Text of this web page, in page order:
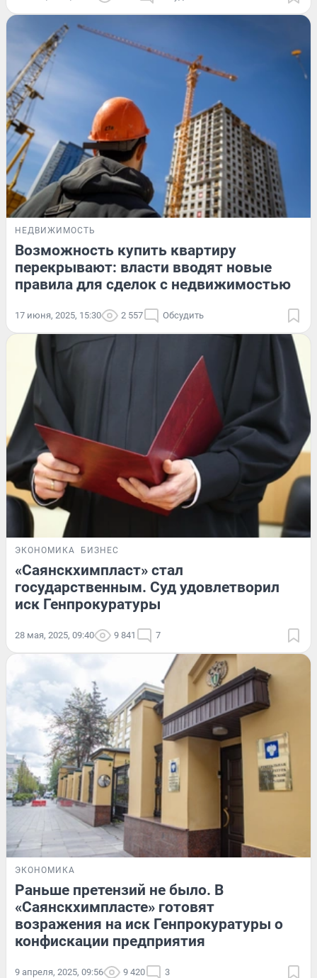
НЕДВИЖИМОСТЬ
Возможность купить квартиру
перекрывают: власти вводят новые
правила для сделок с недвижимостью
17 июня, 2025, 15:30 2 557 Обсудить
ЭКОНОМИКА БИЗНЕС
«Саянскхимпласт» стал
государственным. Суд удовлетворил
иск Генпрокуратуры
28 мая, 2025, 09:40 9 841 7
ЭКОНОМИКА
Раньше претензий не было. В
«Саянскхимпласте» готовят
возражения на иск Генпрокуратуры о
конфискации предприятия
9 апреля, 2025, 09:56 9 420 3